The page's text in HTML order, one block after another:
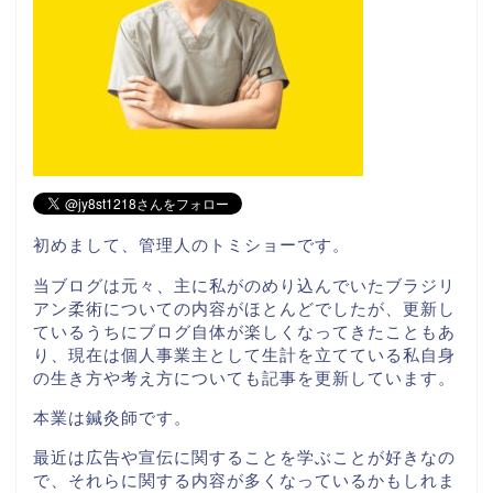
初めまして、管理人のトミショーです。
当ブログは元々、主に私がのめり込んでいたブラジリ
アン柔術についての内容がほとんどでしたが、更新し
ているうちにブログ自体が楽しくなってきたこともあ
り、現在は個人事業主として生計を立てている私自身
の生き方や考え方についても記事を更新しています。
本業は鍼灸師です。
最近は広告や宣伝に関することを学ぶことが好きなの
で、それらに関する内容が多くなっているかもしれま